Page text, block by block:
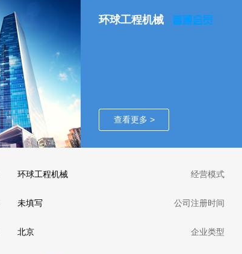
环球工程机械
查看更多 >
环球工程机械 经营模式
未填写 公司注册时间
北京 企业类型